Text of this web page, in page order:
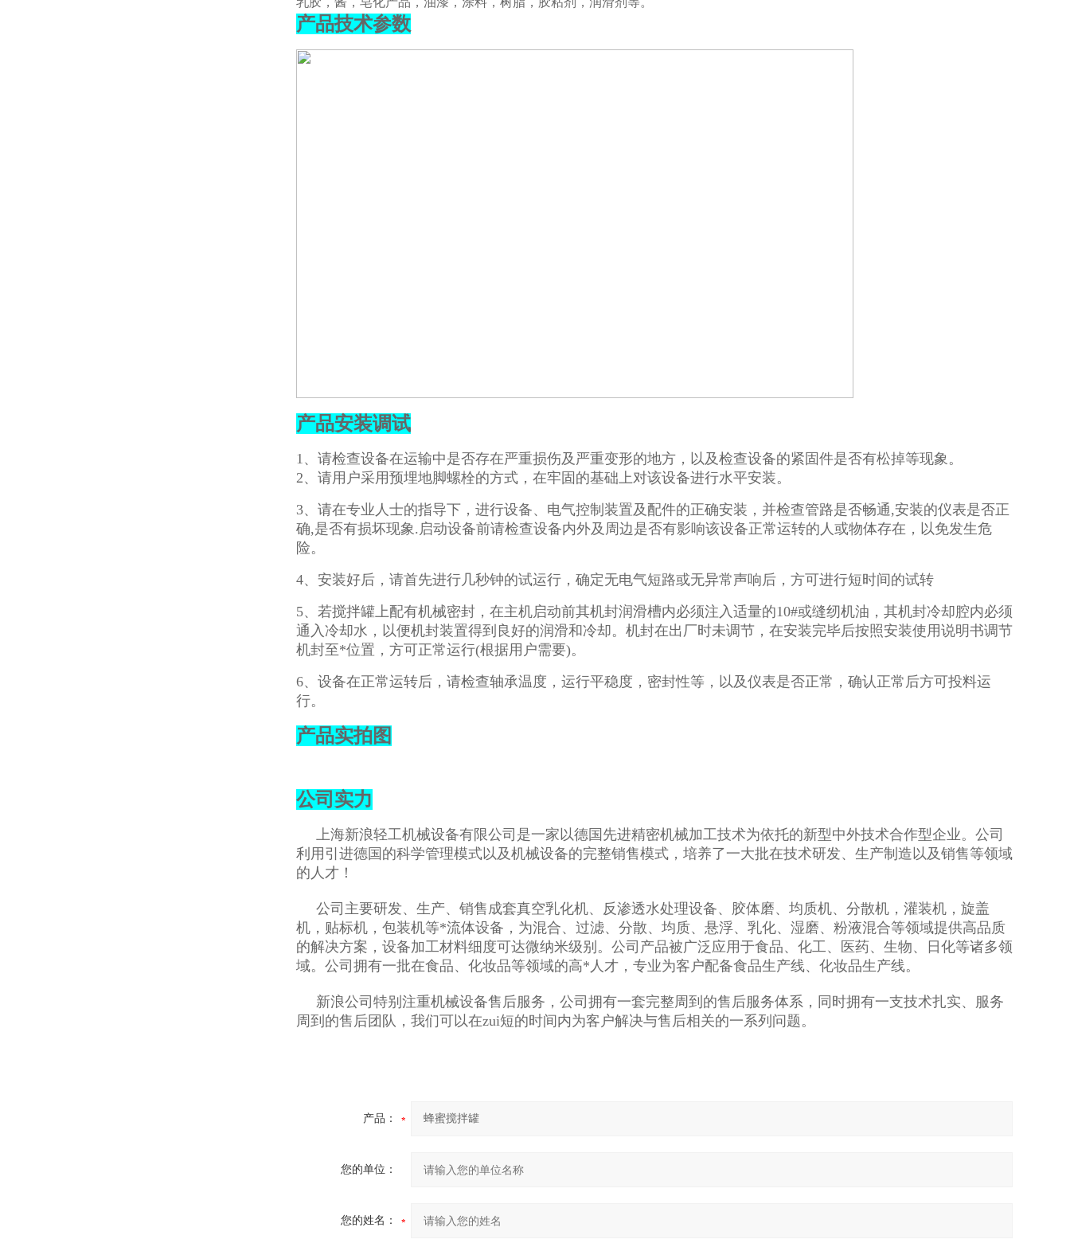
产品技术参数
产品安装调试
1、请检查设备在运输中是否存在严重损伤及严重变形的地方，以及检查设备的紧固件是否有松掉等现象。
2、请用户采用预埋地脚螺栓的方式，在牢固的基础上对该设备进行水平安装。
3、请在专业人士的指导下，进行设备、电气控制装置及配件的正确安装，并检查管路是否畅通,安装的仪表是否正
确,是否有损坏现象.启动设备前请检查设备内外及周边是否有影响该设备正常运转的人或物体存在，以免发生危
险。
4、安装好后，请首先进行几秒钟的试运行，确定无电气短路或无异常声响后，方可进行短时间的试转
5、若搅拌罐上配有机械密封，在主机启动前其机封润滑槽内必须注入适量的10#或缝纫机油，其机封冷却腔内必须
通入冷却水，以便机封装置得到良好的润滑和冷却。机封在出厂时未调节，在安装完毕后按照安装使用说明书调节
机封至*位置，方可正常运行(根据用户需要)。
6、设备在正常运转后，请检查轴承温度，运行平稳度，密封性等，以及仪表是否正常，确认正常后方可投料运
行。
产品实拍图
公司实力
上海新浪轻工机械设备有限公司是一家以德国先进精密机械加工技术为依托的新型中外技术合作型企业。公司
利用引进德国的科学管理模式以及机械设备的完整销售模式，培养了一大批在技术研发、生产制造以及销售等领域
的人才！
公司主要研发、生产、销售成套真空乳化机、反渗透水处理设备、胶体磨、均质机、分散机，灌装机，旋盖
机，贴标机，包装机等*流体设备，为混合、过滤、分散、均质、悬浮、乳化、湿磨、粉液混合等领域提供高品质
的解决方案，设备加工材料细度可达微纳米级别。公司产品被广泛应用于食品、化工、医药、生物、日化等诸多领
域。公司拥有一批在食品、化妆品等领域的高*人才，专业为客户配备食品生产线、化妆品生产线。
新浪公司特别注重机械设备售后服务，公司拥有一套完整周到的售后服务体系，同时拥有一支技术扎实、服务
周到的售后团队，我们可以在zui短的时间内为客户解决与售后相关的一系列问题。
产品：
您的单位：
您的姓名：